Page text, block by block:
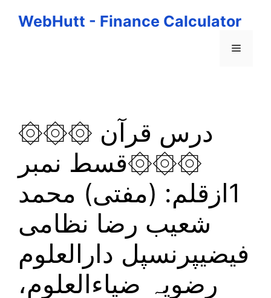
WebHutt - Finance Calculator
Menu
۞۞۞ درس قرآن
۞۞۞قسط نمبر
1ازقلم: (مفتی) محمد
شعیب رضا نظامی
فیضیپرنسپل دارالعلوم
رضویہ ضیاءالعلوم،